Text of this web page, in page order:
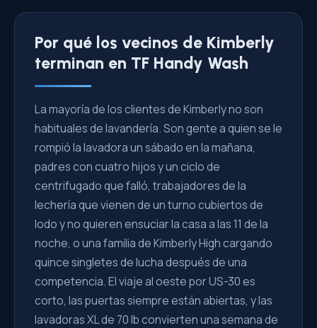
Por qué los vecinos de Kimberly
terminan en TF Handy Wash
La mayoría de los clientes de Kimberly no son
habituales de lavandería. Son gente a quien se le
rompió la lavadora un sábado en la mañana,
padres con cuatro hijos y un ciclo de
centrifugado que falló, trabajadores de la
lechería que vienen de un turno cubiertos de
lodo y no quieren ensuciar la casa a las 11 de la
noche, o una familia de Kimberly High cargando
quince singletes de lucha después de una
competencia. El viaje al oeste por US-30 es
corto, las puertas siempre están abiertas, y las
lavadoras XL de 70 lb convierten una semana de